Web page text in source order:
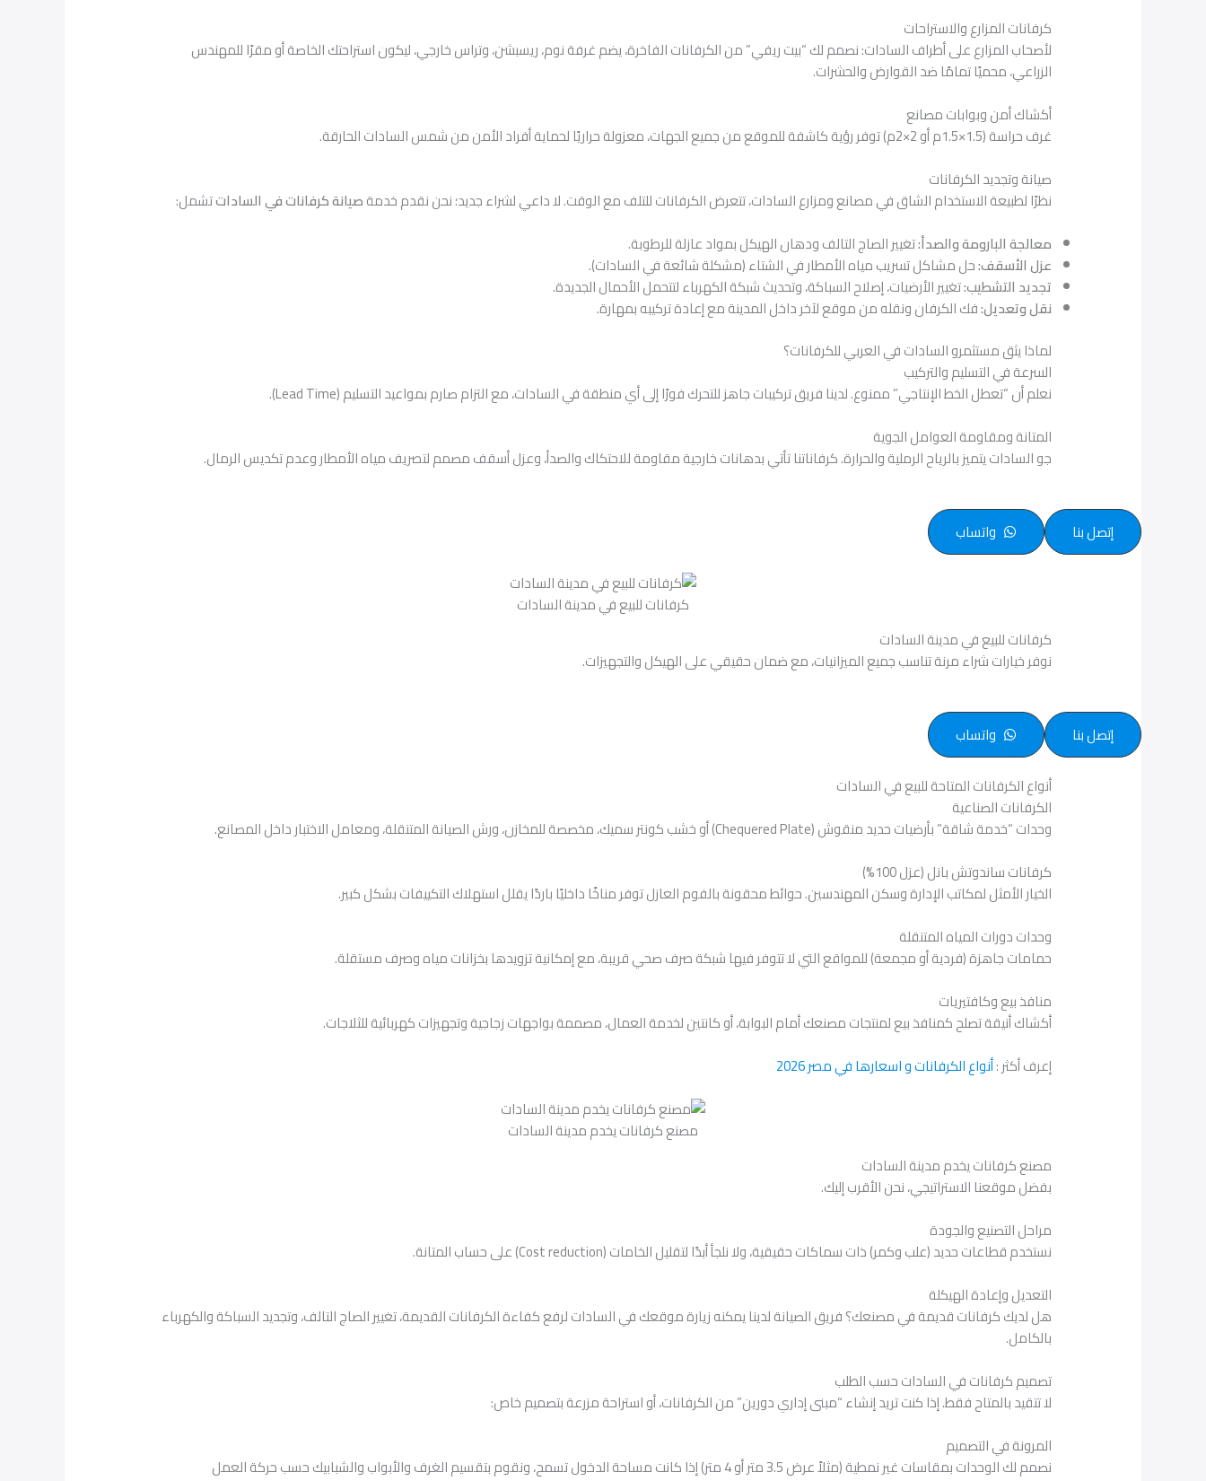
كرفانات المزارع والاستراحات
لأصحاب المزارع على أطراف السادات: نصمم لك “بيت ريفي” من الكرفانات الفاخرة، يضم غرفة نوم، ريسبشن، وتراس خارجي، ليكون استراحتك الخاصة أو مقرًا للمهندس
الزراعي، محميًا تمامًا ضد القوارض والحشرات.
أكشاك أمن وبوابات مصانع
غرف حراسة (1.5×1.5م أو 2×2م) توفر رؤية كاشفة للموقع من جميع الجهات، معزولة حراريًا لحماية أفراد الأمن من شمس السادات الحارقة.
صيانة وتجديد الكرفانات
نظرًا لطبيعة الاستخدام الشاق في مصانع ومزارع السادات، تتعرض الكرفانات للتلف مع الوقت. لا داعي لشراء جديد؛ نحن نقدم خدمةصيانة كرفانات في الساداتتشمل:
معالجة البارومة والصدأ:تغيير الصاج التالف ودهان الهيكل بمواد عازلة للرطوبة.
عزل الأسقف:حل مشاكل تسريب مياه الأمطار في الشتاء (مشكلة شائعة في السادات).
تجديد التشطيب:تغيير الأرضيات، إصلاح السباكة، وتحديث شبكة الكهرباء لتتحمل الأحمال الجديدة.
نقل وتعديل:فك الكرفان ونقله من موقع لآخر داخل المدينة مع إعادة تركيبه بمهارة.
لماذا يثق مستثمرو السادات في العربي للكرفانات؟
السرعة في التسليم والتركيب
نعلم أن “تعطل الخط الإنتاجي” ممنوع. لدينا فريق تركيبات جاهز للتحرك فورًا إلى أي منطقة في السادات، مع التزام صارم بمواعيد التسليم (Lead Time).
المتانة ومقاومة العوامل الجوية
جو السادات يتميز بالرياح الرملية والحرارة. كرفاناتنا تأتي بدهانات خارجية مقاومة للاحتكاك والصدأ، وعزل أسقف مصمم لتصريف مياه الأمطار وعدم تكديس الرمال.
إتصل بنا واتساب
كرفانات للبيع في مدينة السادات
كرفانات للبيع في مدينة السادات
نوفر خيارات شراء مرنة تناسب جميع الميزانيات، مع ضمان حقيقي على الهيكل والتجهيزات.
إتصل بنا
واتساب
أنواع الكرفانات المتاحة للبيع في السادات
الكرفانات الصناعية
وحدات “خدمة شاقة” بأرضيات حديد منقوش (Chequered Plate) أو خشب كونتر سميك، مخصصة للمخازن، ورش الصيانة المتنقلة، ومعامل الاختبار داخل المصانع.
كرفانات ساندوتش بانل (عزل 100%)
الخيار الأمثل لمكاتب الإدارة وسكن المهندسين. حوائط محقونة بالفوم العازل توفر مناخًا داخليًا باردًا يقلل استهلاك التكييفات بشكل كبير.
وحدات دورات المياه المتنقلة
حمامات جاهزة (فردية أو مجمعة) للمواقع التي لا تتوفر فيها شبكة صرف صحي قريبة، مع إمكانية تزويدها بخزانات مياه وصرف مستقلة.
منافذ بيع وكافتيريات
أكشاك أنيقة تصلح كمنافذ بيع لمنتجات مصنعك أمام البوابة، أو كانتين لخدمة العمال، مصممة بواجهات زجاجية وتجهيزات كهربائية للثلاجات.
إعرف أكثر :أنواع الكرفانات و اسعارها في مصر 2026
مصنع كرفانات يخدم مدينة السادات
مصنع كرفانات يخدم مدينة السادات
بفضل موقعنا الاستراتيجي، نحن الأقرب إليك.
مراحل التصنيع والجودة
نستخدم قطاعات حديد (علب وكمر) ذات سماكات حقيقية، ولا نلجأ أبدًا لتقليل الخامات (Cost reduction) على حساب المتانة.
التعديل وإعادة الهيكلة
هل لديك كرفانات قديمة في مصنعك؟ فريق الصيانة لدينا يمكنه زيارة موقعك في السادات لرفع كفاءة الكرفانات القديمة، تغيير الصاج التالف، وتجديد السباكة والكهرباء
بالكامل.
تصميم كرفانات في السادات حسب الطلب
لا تتقيد بالمتاح فقط. إذا كنت تريد إنشاء “مبنى إداري دورين” من الكرفانات، أو استراحة مزرعة بتصميم خاص:
المرونة في التصميم
نصمم لك الوحدات بمقاسات غير نمطية (مثلاً عرض 3.5 متر أو 4 متر) إذا كانت مساحة الدخول تسمح، ونقوم بتقسيم الغرف والأبواب والشبابيك حسب حركة العمل